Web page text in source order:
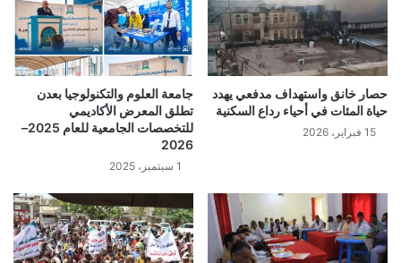
حصار خانق واستهداف مدفعي يهدد
حياة المئات في أحياء رداع السكنية
15 فبراير، 2026
جامعة العلوم والتكنولوجيا بعدن
تطلق المعرض الأكاديمي
للتخصصات الجامعية للعام 2025–
2026
1 سبتمبر، 2025